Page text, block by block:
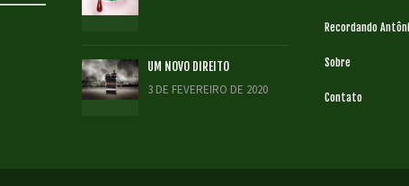
UM NOVO DIREITO
3 DE FEVEREIRO DE 2020
Recordando
Sobre
Contato